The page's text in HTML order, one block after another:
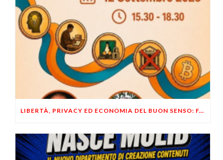
LIBERTÀ, PRIVACY ED ECONOMIA DEL BUON SENSO: FACCO E MUSUMECI A CASALECCHIO DI RENO (BO)